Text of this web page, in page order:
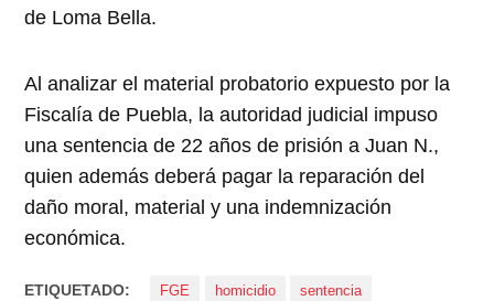
de Loma Bella.
Al analizar el material probatorio expuesto por la
Fiscalía de Puebla, la autoridad judicial impuso
una sentencia de 22 años de prisión a Juan N.,
quien además deberá pagar la reparación del
daño moral, material y una indemnización
económica.
ETIQUETADO: FGE homicidio sentencia